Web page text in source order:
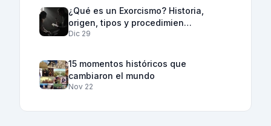
¿Qué es un Exorcismo? Historia,
origen, tipos y procedimien…
Dic 29
15 momentos históricos que
cambiaron el mundo
Nov 22